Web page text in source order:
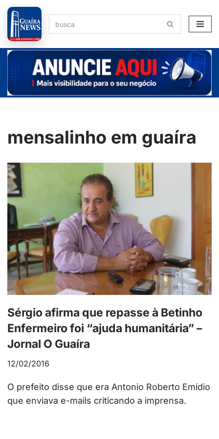
Pular
para
o
conteúdo
mensalinho em guaíra
Sérgio afirma que repasse à Betinho
Enfermeiro foi “ajuda humanitária” –
Jornal O Guaíra
12/02/2016
O prefeito disse que era Antonio Roberto Emídio
que enviava e-mails criticando a imprensa.